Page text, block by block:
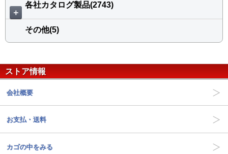
＋
各社カタログ製品(2743)
その他(5)
ストア情報
会社概要
お支払・送料
カゴの中をみる